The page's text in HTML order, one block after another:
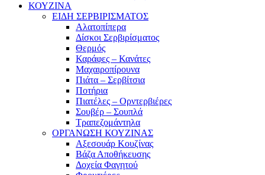
ΚΟΥΖΙΝΑ
ΕΙΔΗ ΣΕΡΒΙΡΙΣΜΑΤΟΣ
Αλατοπίπερα
Δίσκοι Σερβιρίσματος
Θερμός
Καράφες – Κανάτες
Μαχαιροπίρουνα
Πιάτα – Σερβίτσια
Ποτήρια
Πιατέλες – Ορντερβιέρες
Σουβέρ – Σουπλά
Τραπεζομάντηλα
ΟΡΓΑΝΩΣΗ ΚΟΥΖΙΝΑΣ
Αξεσουάρ Κουζίνας
Βάζα Αποθήκευσης
Δοχεία Φαγητού